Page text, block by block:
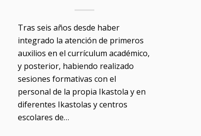
Tras seis años desde haber
integrado la atención de primeros
auxilios en el currículum académico,
y posterior, habiendo realizado
sesiones formativas con el
personal de la propia Ikastola y en
diferentes Ikastolas y centros
escolares de…